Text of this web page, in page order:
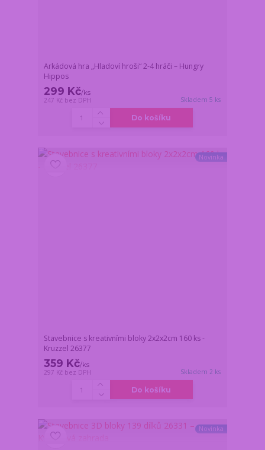
Arkádová hra „Hladoví hroši“ 2-4 hráči – Hungry
Hippos
299 Kč/ks
247 Kč bez DPH Skladem 5 ks
Do košíku
Novinka
Stavebnice s kreativními bloky 2x2x2cm 160 ks -
Kruzzel 26377
359 Kč/ks
297 Kč bez DPH Skladem 2 ks
Do košíku
Novinka